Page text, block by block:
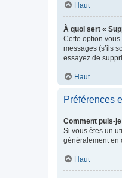
Haut
À quoi sert «
Cette option
messages (s’ils
essayez de
Haut
Préférences
Comment puis-
Si vous êtes un
généralement en
Haut